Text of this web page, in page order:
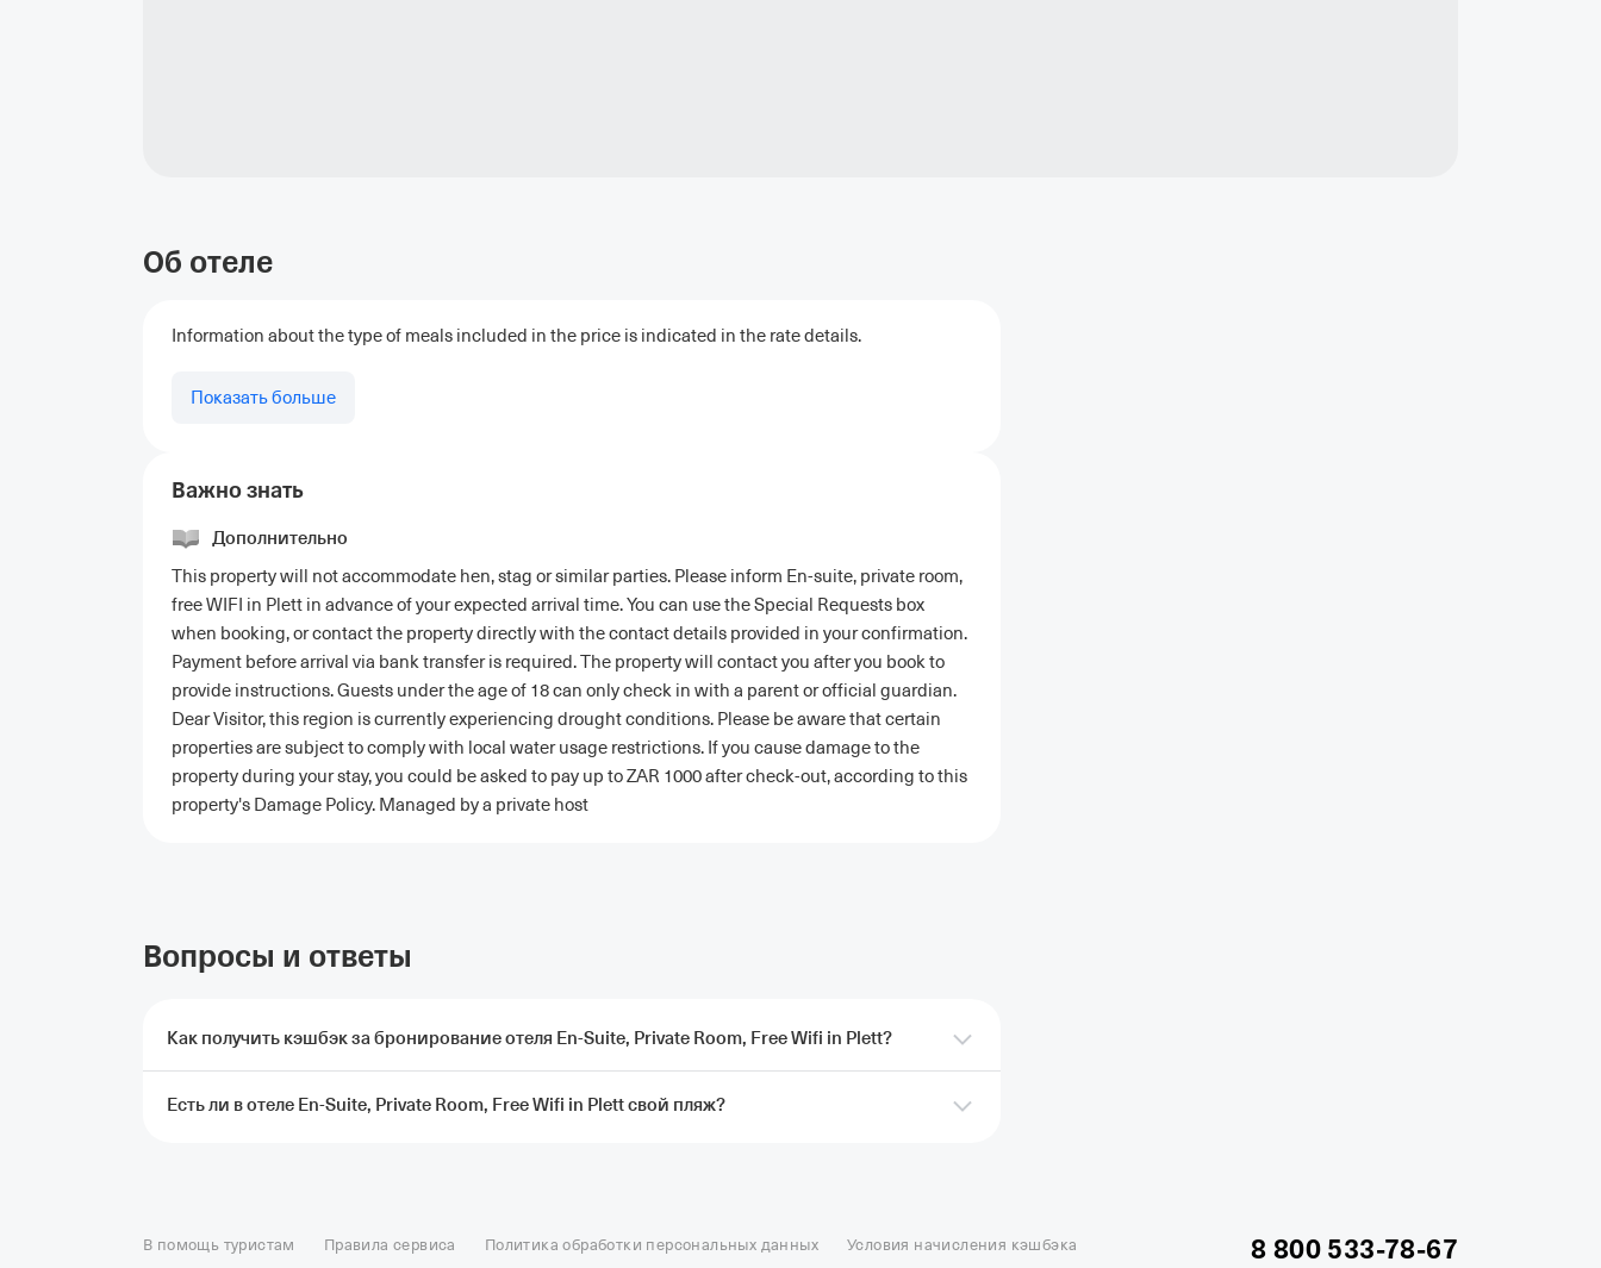
Об отеле
Information about the type of meals included in the price is indicated in the rate details.
Показать больше
Важно знать
Дополнительно
This property will not accommodate hen, stag or similar parties. Please inform En-suite, private room,
free WIFI in Plett in advance of your expected arrival time. You can use the Special Requests box
when booking, or contact the property directly with the contact details provided in your confirmation.
Payment before arrival via bank transfer is required. The property will contact you after you book to
provide instructions. Guests under the age of 18 can only check in with a parent or official guardian.
Dear Visitor, this region is currently experiencing drought conditions. Please be aware that certain
properties are subject to comply with local water usage restrictions. If you cause damage to the
property during your stay, you could be asked to pay up to ZAR 1000 after check-out, according to this
property's Damage Policy. Managed by a private host
Вопросы и ответы
Как получить кэшбэк за бронирование отеля En-Suite, Private Room, Free Wifi in Plett?
Чтобы получить кэшбэк, нужно забронировать отель En-Suite, Private Room, Free Wifi in Plett
Есть ли в отеле En-Suite, Private Room, Free Wifi in Plett свой пляж?
Отель Космос в Москве
Отель Президент Отель Рэдиссон в Сочи Отель Гринвуд Отель Soluxe в Москве
Отель Измайлово Альфа
Отели в Сочи Отели в Ярославле Отели в Абхазии Отели в Сортавале Еще
В помощь туристам Правила сервиса Политика обработки персональных данных Условия начисления кэшбэка 8 800 533-78-67